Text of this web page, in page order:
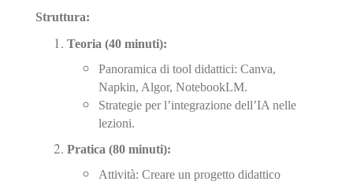
Struttura:
Teoria (40 minuti):
Panoramica di tool didattici: Canva,
Napkin, Algor, NotebookLM.
Strategie per l’integrazione dell’IA nelle
lezioni.
Pratica (80 minuti):
Attività: Creare un progetto didattico